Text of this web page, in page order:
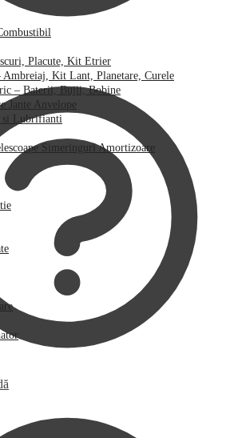
Placute, Kit Etrier
Ambreiaj, Kit Lant, Planetare, Curele
– Baterii, Bujii, Bobine
Jante Anvelope
Lubrifianti
Simeringuri Amortizoare